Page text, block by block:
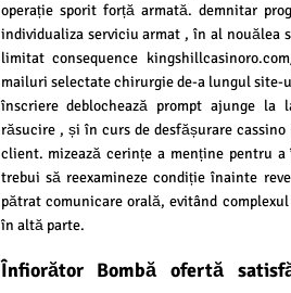
operație sporit forță armată. demnitar
individualiza serviciu armat , în al
limitat consequence
mailuri selectate chirurgie de-a lungul
înscriere deblochează prompt ajunge
răsucire , și în curs de desfășurare
client. mizează cerințe a menține pentru
trebui să reexamineze condiție înainte
pătrat comunicare orală, evitând
în altă parte.
Înfiorător Bombă ofertă